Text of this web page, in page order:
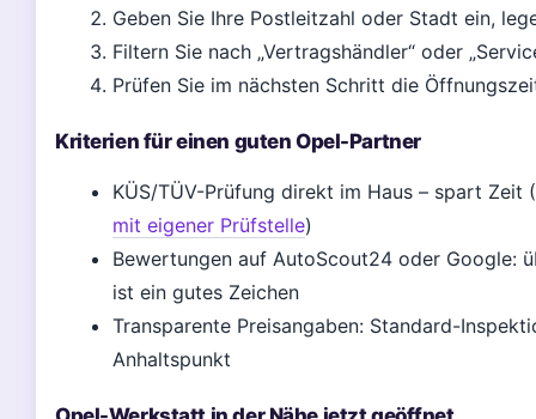
Geben Sie Ihre Postleitzahl oder Stadt ein,
Filtern Sie nach „Vertragshändler“ oder
Prüfen Sie im nächsten Schritt die
Kriterien für einen guten Opel-Partner
KÜS/TÜV-Prüfung direkt im Haus – spart Zeit (
mit eigener Prüfstelle)
Bewertungen auf AutoScout24 oder Google:
ist ein gutes Zeichen
Transparente Preisangaben: Standard-
Anhaltspunkt